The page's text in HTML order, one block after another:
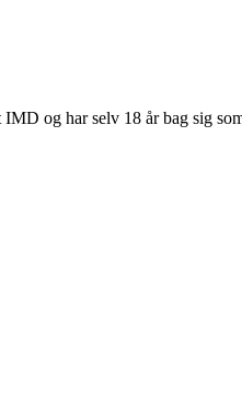
og har selv 18 år bag sig